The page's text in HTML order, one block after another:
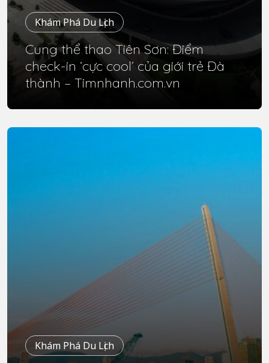
Khám Phá Du Lịch
Cung thể thao Tiên Sơn: Điểm
check-in ‘cực cool’ của giới trẻ Đà
thành – Timnhanh.com.vn
Khám Phá Du Lịch